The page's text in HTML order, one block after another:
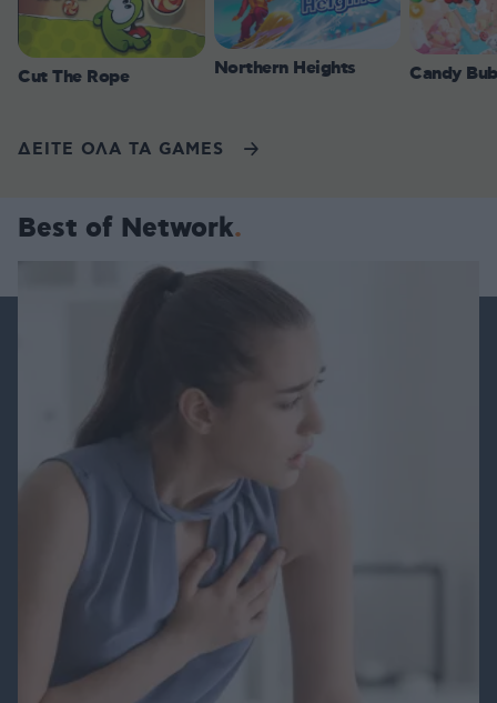
Cut The Rope Northern Heights Candy
ΔΕΙΤΕ ΟΛΑ ΤΑ GAMES
Best of Network